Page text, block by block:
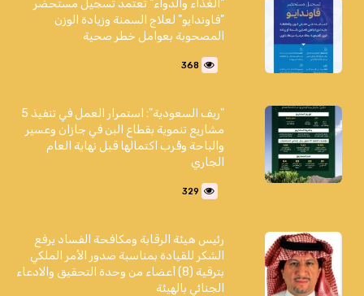
"الغذاء والدواء" تعتمد تسجيل مستحضر
"فاوندايو" لعلاج السمنة وزيادة الوزن
المصحوبة بعوامل خطر صحية
368
"ريف السعودية": استمرار العمل في تنفيذ 5
مشاريع تنموية بقطاع البن في جازان وعسير
والباحة وقُرب اكتمالها قبل نهاية العام
الجاري
329
رئيس هيئة الرقابة ومكافحة الفساد يرفع
الشكر للقيادة بمناسبة صدور الأمر الملكي
بترقية (8) أعضاء من وحدة التحقيق والادعاء
الجنائي بالهيئة